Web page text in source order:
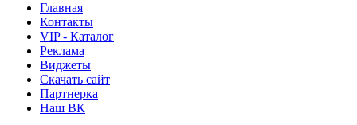
Главная
Контакты
VIP - Каталог
Реклама
Виджеты
Скачать сайт
Партнерка
Наш ВК